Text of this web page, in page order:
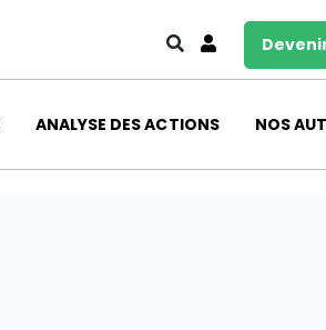
ANALYSE DES ACTIONS NOS